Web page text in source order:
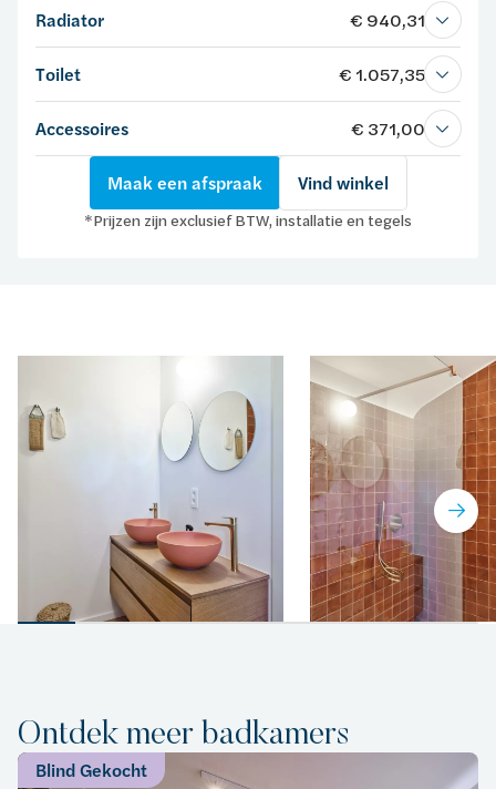
Radiator € 940,31
Toilet € 1.057,35
Accessoires € 371,00
Maak een afspraak Vind winkel
*Prijzen zijn exclusief BTW, installatie en tegels
Ontdek meer badkamers
Blind Gekocht